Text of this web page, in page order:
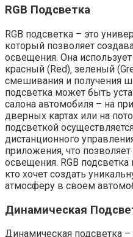
RGB Подсветка
RGB подсветка – это
который позволяет
освещения. Она
красный (Red)‚ зеленый
смешивания и получения
подсветка может быть
салона автомобиля – на
дверных картах или на
подсветкой
дистанционного
приложения‚ что
освещения. RGB подсветка
кто хочет создать
атмосферу в своем
Динамическая
Динамическая подсветка